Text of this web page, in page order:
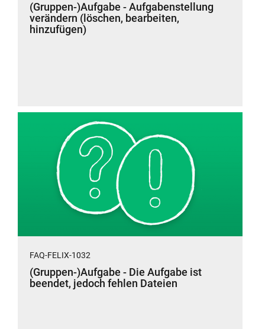
(Gruppen-)Aufgabe - Aufgabenstellung
verändern (löschen, bearbeiten,
hinzufügen)
FAQ-FELIX-1032
(Gruppen-)Aufgabe - Die Aufgabe ist
beendet, jedoch fehlen Dateien